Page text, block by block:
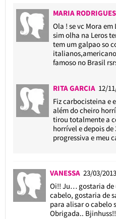
MARIA
Ola ! se vc Mora
sim olha na Leros
tem um galpao so
famoso no Brasil
RITA GARCIA 12/
Fiz carbocisteina e
além do cheiro
tirou totalmente a
horrível e depois de
progressiva e meu
VANESSA 23/03/
Oi!! Ju… gostaria de
cabelo, gostaria de
para alisar o cabelo
Obrigada.. Bjinhuss!!